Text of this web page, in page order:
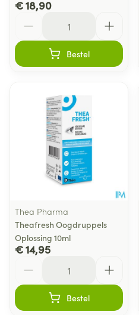
€ 18,90
Bestel
Thea Pharma
Theafresh Oogdruppels
Oplossing 10ml
€ 14,95
Bestel